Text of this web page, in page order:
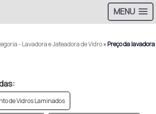
MENU
- Lavadora e Jateadora de Vidro»Preço da lavadora
de Vidros Laminados